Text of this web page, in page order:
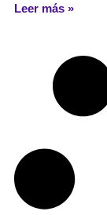
Leer más »